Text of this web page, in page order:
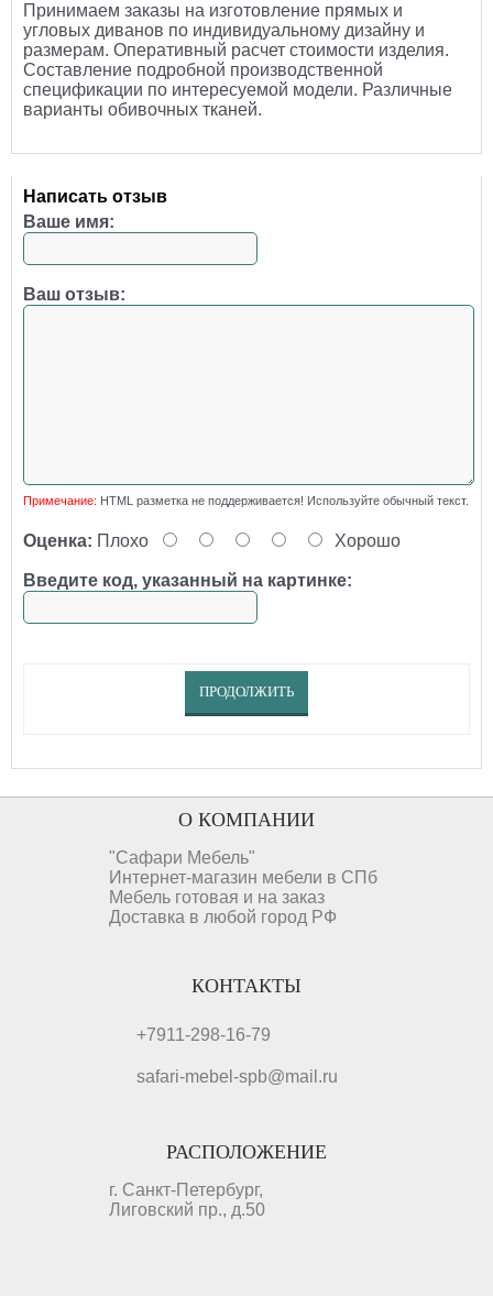
Принимаем заказы на изготовление прямых и
угловых диванов по индивидуальному дизайну и
размерам. Оперативный расчет стоимости изделия.
Составление подробной производственной
спецификации по интересуемой модели. Различные
варианты обивочных тканей.
Написать отзыв
Ваше имя:
Ваш отзыв:
Примечание: HTML разметка не поддерживается! Используйте обычный текст.
Оценка: Плохо Хорошо
Введите код, указанный на картинке:
ПРОДОЛЖИТЬ
О КОМПАНИИ
"Сафари Мебель"
Интернет-магазин мебели в СПб
Мебель готовая и на заказ
Доставка в любой город РФ
КОНТАКТЫ
+7911-298-16-79
safari-mebel-spb@mail.ru
РАСПОЛОЖЕНИЕ
г. Санкт-Петербург,
Лиговский пр., д.50